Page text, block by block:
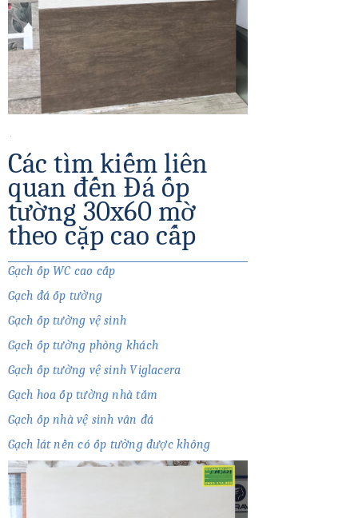
Các tìm kiếm liên
quan đến Đá ốp
tường 30x60 mờ
theo cặp cao cấp
Gạch ốp WC cao cấp
Gạch đá ốp tường
Gạch ốp tường vệ sinh
Gạch ốp tường phòng khách
Gạch ốp tường vệ sinh Viglacera
Gạch hoa ốp tường nhà tắm
Gạch ốp nhà vệ sinh vân đá
Gạch lát nền có ốp tường được không